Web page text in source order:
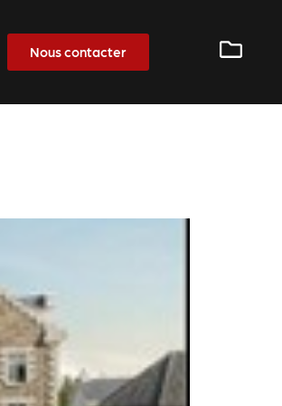
Nous contacter